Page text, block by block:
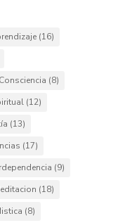
(16)
Consciencia (8)
(12)
(13)
(17)
(9)
(18)
(8)